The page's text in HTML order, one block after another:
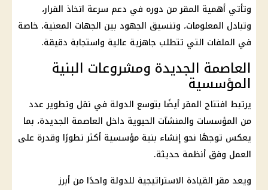
وتأتي أهمية المقر من دوره في دعم سرعة اتخاذ القرار،
وتبادل المعلومات، وتنسيق الجهود بين الجهات المعنية، خاصة
في الملفات التي تتطلب جاهزية عالية واستجابة دقيقة.
العاصمة الجديدة ومشروعات البنية
المؤسسية
يرتبط افتتاح المقر أيضًا بتوسع الدولة في نقل وتطوير عدد
من المؤسسات والمنشآت الحيوية داخل العاصمة الجديدة، بما
يعكس توجهًا نحو إنشاء بنية مؤسسية أكثر تطورًا وقدرة على
العمل وفق أنظمة حديثة.
ويعد مقر القيادة الاستراتيجية للدولة واحدًا من أبرز